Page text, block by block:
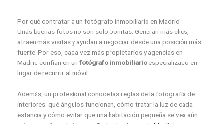
Por qué contratar a un fotógrafo inmobiliario en Madrid
Unas buenas fotos no son solo bonitas. Generan más clics,
atraen más visitas y ayudan a negociar desde una posición más
fuerte. Por eso, cada vez más propietarios y agencias en
Madrid confían en un fotógrafo inmobiliario especializado en
lugar de recurrir al móvil.
Además, un profesional conoce las reglas de la fotografía de
interiores: qué ángulos funcionan, cómo tratar la luz de cada
estancia y cómo evitar que una habitación pequeña se vea aún